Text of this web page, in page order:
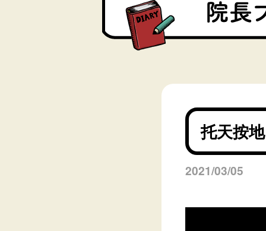
托天按地
2021/03/05